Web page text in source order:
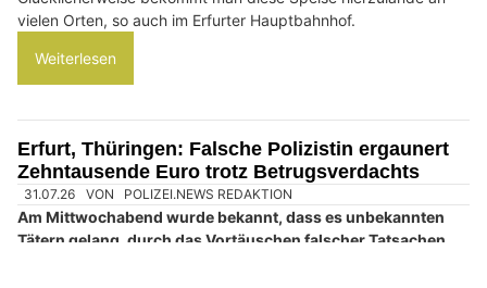
vielen Orten, so auch im Erfurter Hauptbahnhof.
Weiterlesen
Erfurt, Thüringen: Falsche Polizistin ergaunert
Zehntausende Euro trotz Betrugsverdachts